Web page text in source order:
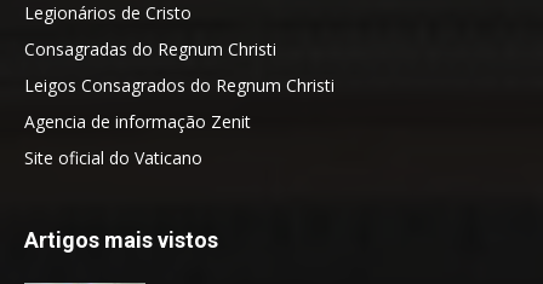
Legionários de Cristo
Consagradas do Regnum Christi
Leigos Consagrados do Regnum Christi
Agencia de informação Zenit
Site oficial do Vaticano
Artigos mais vistos